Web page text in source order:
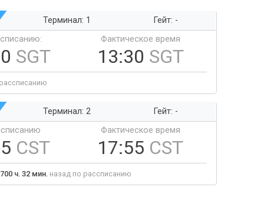
Терминал: 1
Гейт: -
SGT
Фактическое время
13:30 SGT
Терминал: 2
Гейт: -
CST
Фактическое время
17:55 CST
ч. 32 мин. назад по рассписанию